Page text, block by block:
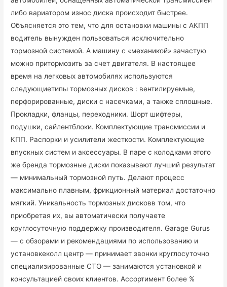
либо вариатором износ диска происходит быстрее.
Объясняется это тем, что для остановки машины с АКПП
водитель вынужден пользоваться исключительно
тормозной системой. А машину с «механикой» зачастую
можно притормозить за счет двигателя. В настоящее
время на легковых автомобилях используются
следующиетипы тормозных дисков : вентилируемые,
перфорированные, диски с насечками, а также сплошные.
Прокладки, фланцы, переходники. Шорт шифтеры,
подушки, сайлентблоки. Комплектующие трансмиссии и
КПП. Распорки и усилители жесткости. Комплектующие
впускных систем и аксессуары. В паре с колодками этого
же бренда тормозные диски показывают лучший результат
— минимальный тормозной путь. Делают процесс
максимально плавным, фрикционный материал достаточно
мягкий. Уникальность тормозных дисковв том, что
приобретая их, вы автоматически получаете
круглосуточную поддержку производителя. Garage Gurus
— с обзорами и рекомендациями по использованию и
установкеколл центр — принимает звонки круглосуточно
специализированные СТО — занимаются установкой и
консультацией своих клиентов. Ассортимент более %